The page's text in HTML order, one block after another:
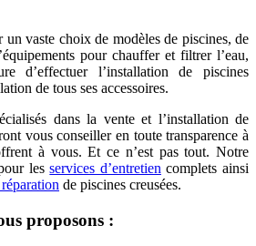
vaste choix de modèles de piscines, de
pour chauffer et filtrer l’eau,
d’effectuer l’installation de piscines
de tous ses accessoires.
dans la vente et l’installation de
vous conseiller en toute transparence à
à vous. Et ce n’est pas tout. Notre
lesservices d’entretien complets ainsi
de piscines creusées.
proposons :